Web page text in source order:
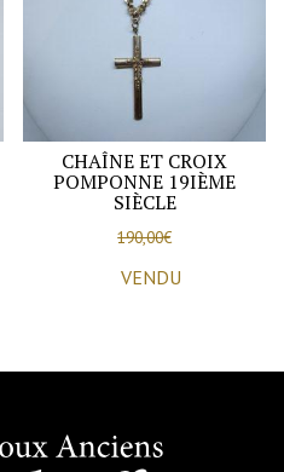
CHAÎNE ET CROIX
POMPONNE 19IÈME
SIÈCLE
190,00€
VENDU